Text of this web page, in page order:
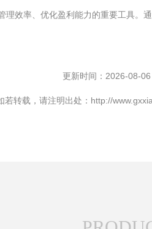
效率、优化盈利能力的重要工具
更新时间：2026-08-
若转载，请注明出处：http://